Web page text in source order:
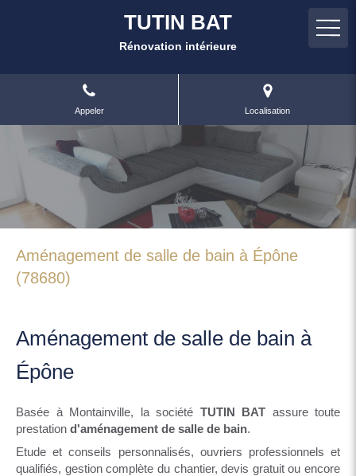
TUTIN BAT
Rénovation intérieure
Appeler Localisation
Aménagement de salle de bain à Épône
(78680)
Aménagement de salle de bain à
Épône
Basée à Montainville, la société TUTIN BAT assure toute
prestation d'aménagement de salle de bain.
Etude et conseils personnalisés, ouvriers professionnels et
qualifiés, gestion complète du chantier, devis gratuit ou encore